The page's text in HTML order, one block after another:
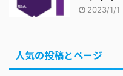
2023/1/1
人気の投稿とページ